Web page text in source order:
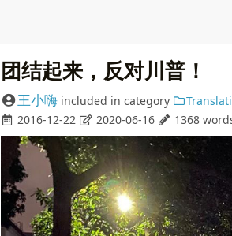
团结起来，反对川普！
王小嗨 included in category
2016-12-22
2020-06-16 1368